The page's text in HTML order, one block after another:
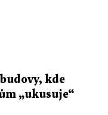
kde
„ukusuje“